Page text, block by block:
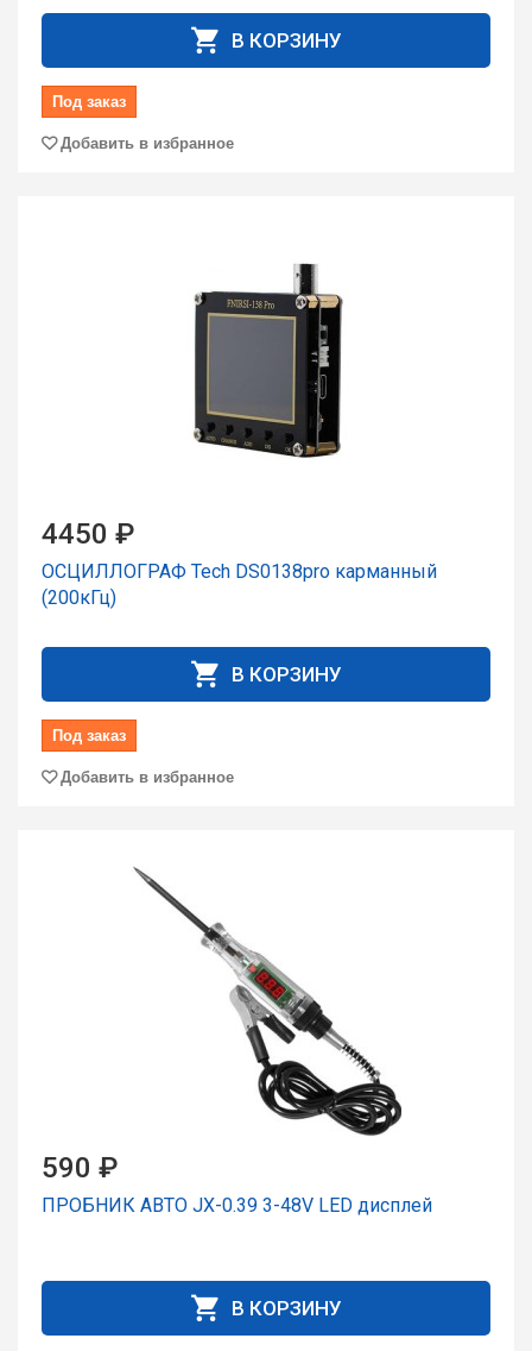
В КОРЗИНУ
Под заказ
Добавить в избранное
4450 ₽
ОСЦИЛЛОГРАФ Tech DS0138pro карманный
(200кГц)
В КОРЗИНУ
Под заказ
Добавить в избранное
590 ₽
ПРОБНИК АВТО JX-0.39 3-48V LED дисплей
В КОРЗИНУ